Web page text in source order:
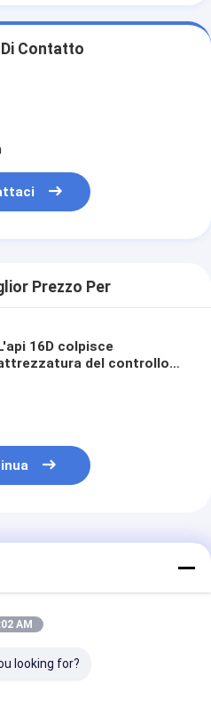
Contatto
Prezzo Per
16D colpisce
del controllo
AM
looking for?